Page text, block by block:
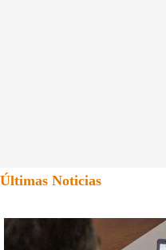
Últimas Noticias